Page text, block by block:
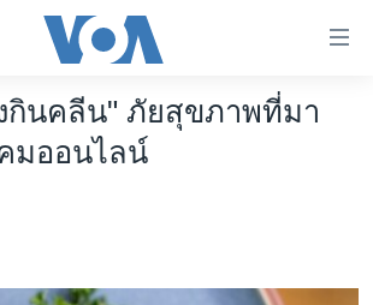
กินคลีน" ภัยสุขภาพที่มา
มออนไลน์